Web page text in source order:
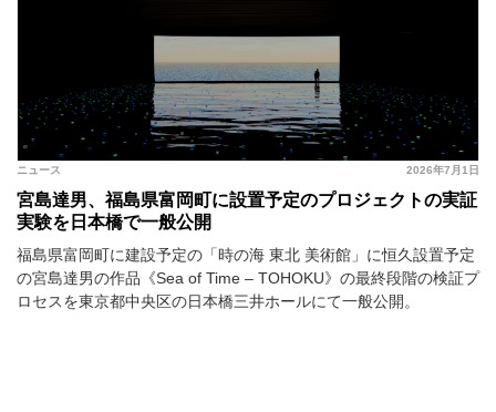
2026年7月1日
ニュース
宮島達男、福島県富岡町に設置予定のプロジェクトの実証
実験を日本橋で一般公開
福島県富岡町に建設予定の「時の海 東北 美術館」に恒久設置予定
の宮島達男の作品《Sea of Time – TOHOKU》の最終段階の検証プ
ロセスを東京都中央区の日本橋三井ホールにて一般公開。